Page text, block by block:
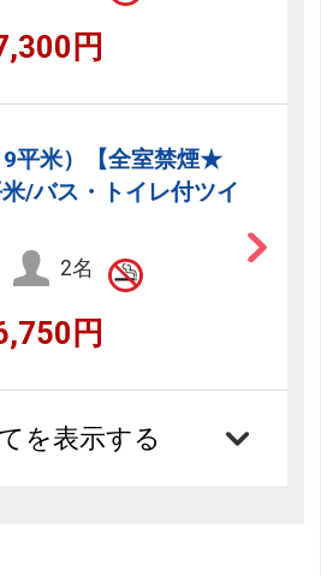
円
平米）【全室禁煙★
/バス・トイレ付ツイ
2名
円
を表示する